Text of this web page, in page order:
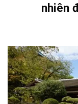
nhiên